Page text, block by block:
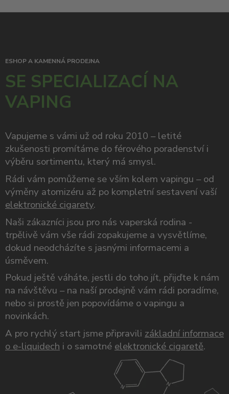
ESHOP A KAMENNÁ PRODEJNA
SE SPECIALIZACÍ NA
VAPING
Vapujeme s vámi už od roku 2010 – letité
zkušenosti promítáme do férového poradenství i
výběru sortimentu, který má smysl.
Rádi vám pomůžeme se vším kolem vapingu – od
výměny atomizéru až po kompletní sestavení vaší
elektronické cigarety.
Naši zákazníci jsou pro nás vaperská rodina -
trpělivě vám vše rádi zopakujeme a vysvětlíme,
dokud neodcházíte s jasnými informacemi a
úsměvem.
Pokud ještě váháte, jestli do toho jít, přijďte k nám
na návštěvu – na naší prodejně vám rádi poradíme,
nebo si prostě jen popovídáme o vapingu a
novinkách.
A pro rychlý start jsme připravili základní informace
o e-liquidech i o samotné elektronické cigaretě.